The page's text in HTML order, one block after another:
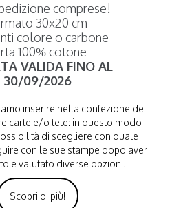
comprese!
30x20 cm
colore o carbone
100% cotone
VALIDA FINO AL
30/09/2026
inserire nella confezione dei
carte e/o tele: in questo modo
di scegliere con quale
con le sue stampe dopo aver
e valutato diverse opzioni.
Scopri di più!